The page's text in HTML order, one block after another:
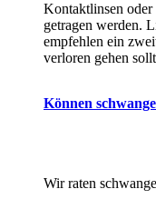
Kontaktlinsen
getragen werden.
empfehlen ein
verloren gehen
Können
Wir raten